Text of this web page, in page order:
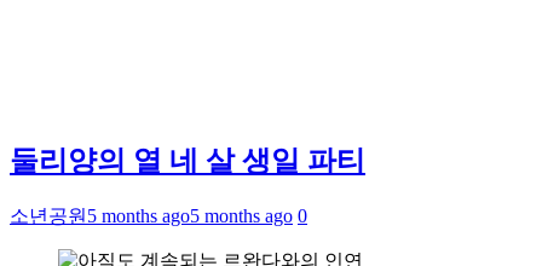
둘리양의 열 네 살 생일 파티
소년공원 5 months ago5 months ago 0